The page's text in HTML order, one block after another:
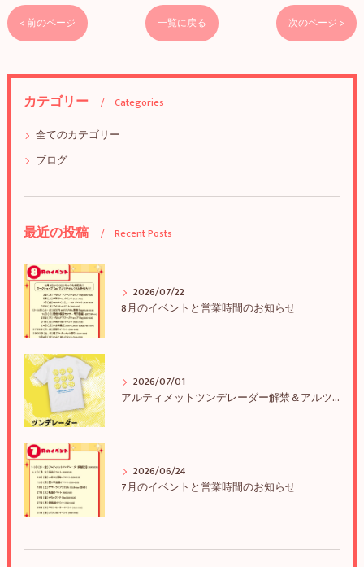
< 前のページ 一覧に戻る 次のページ >
カテゴリー
Categories
全てのカテゴリー
ブログ
最近の投稿 Recent Posts
2026/07/22
8月のイベントと営業時間のお知らせ
2026/07/01
アルティメットツンデレーダー解禁＆アルツンBIGTEE販売のお知らせ
2026/06/24
7月のイベントと営業時間のお知らせ